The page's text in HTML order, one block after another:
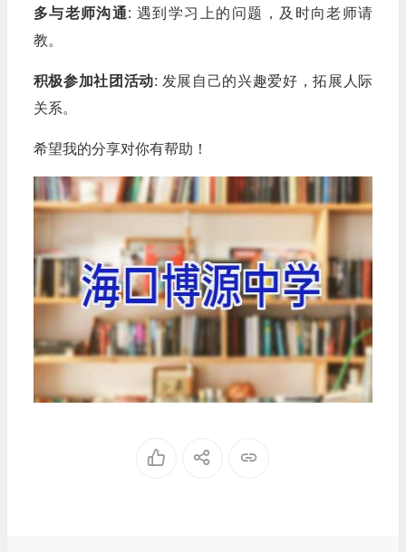
多与老师沟通: 遇到学习上的问题，及时向老师请
教。
积极参加社团活动: 发展自己的兴趣爱好，拓展人际
关系。
希望我的分享对你有帮助！